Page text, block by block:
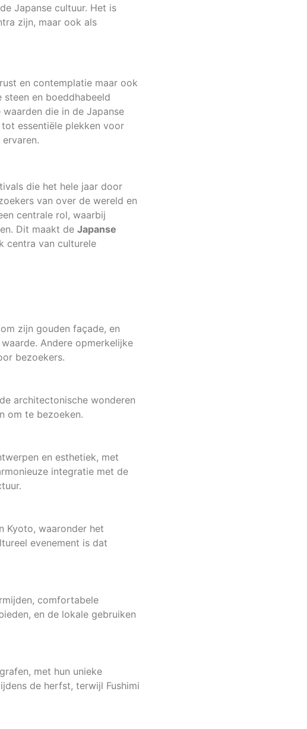
Japanse cultuur. Het is
zijn, maar ook als
en contemplatie maar ook
steen en boeddhabeeld
die in de Japanse
tot essentiële plekken voor
die het hele jaar door
van over de wereld en
centrale rol, waarbij
Dit maakt de Japanse
centra van culturele
zijn gouden façade, en
Andere opmerkelijke
bezoekers.
architectonische wonderen
om te bezoeken.
en esthetiek, met
integratie met de
Kyoto, waaronder het
evenement is dat
comfortabele
en de lokale gebruiken
met hun unieke
de herfst, terwijl Fushimi